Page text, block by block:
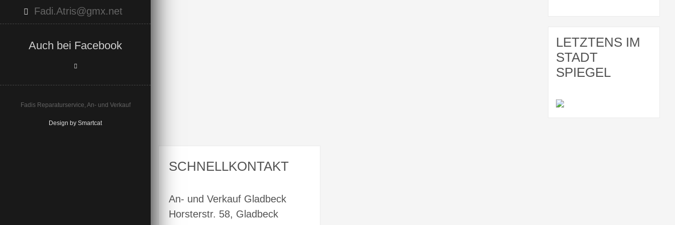
Fadi.Atris@gmx.net
Auch bei Facebook
Fadis Reparaturservice, An- und Verkauf
Design by Smartcat
LETZTENS IM
STADT
SPIEGEL
SCHNELLKONTAKT
An- und Verkauf Gladbeck
Horsterstr. 58, Gladbeck